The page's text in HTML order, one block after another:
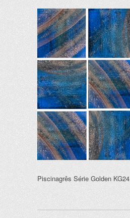
Piscinagrês Série Golden KG24